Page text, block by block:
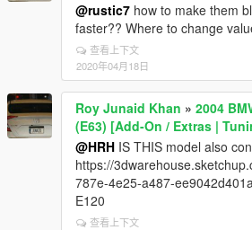
@rustic7 how to make them
faster?? Where to change
查看上下文
2020年04月18日
Roy Junaid Khan » 2004
(E63) [Add-On / Extras |
@HRH IS THIS model also
https://
787e-4e25-a487-
E120
查看上下文